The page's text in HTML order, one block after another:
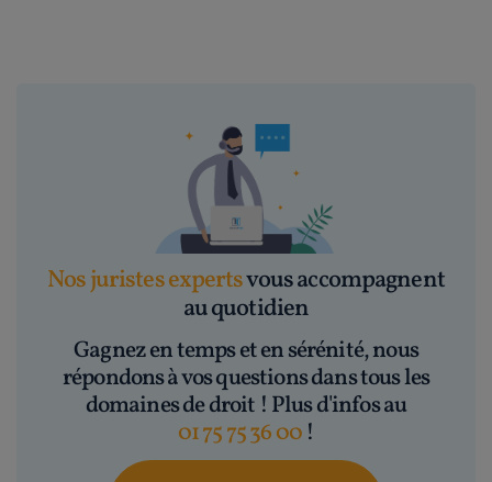
Nos juristes expertsvous accompagnent
au quotidien
Gagnez en temps et en sérénité, nous
répondons à vos questions dans tous les
domaines de droit ! Plus d'infos au
01 75 75 36 00 !